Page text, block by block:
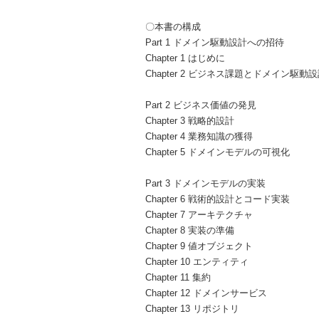
〇本書の構成
Part 1 ドメイン駆動設計への招待
Chapter 1 はじめに
Chapter 2 ビジネス課題とドメイン駆動
Part 2 ビジネス価値の発見
Chapter 3 戦略的設計
Chapter 4 業務知識の獲得
Chapter 5 ドメインモデルの可視化
Part 3 ドメインモデルの実装
Chapter 6 戦術的設計とコード実装
Chapter 7 アーキテクチャ
Chapter 8 実装の準備
Chapter 9 値オブジェクト
Chapter 10 エンティティ
Chapter 11 集約
Chapter 12 ドメインサービス
Chapter 13 リポジトリ